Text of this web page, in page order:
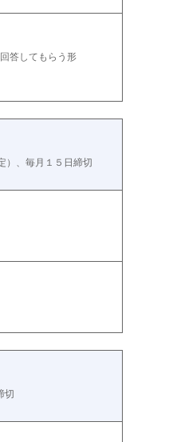
答してもらう形
）、毎月１５日締切
切